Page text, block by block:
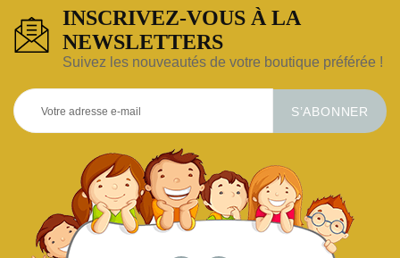
INSCRIVEZ-VOUS À LA
NEWSLETTERS
Suivez les nouveautés de votre boutique préférée !
S’ABONNER